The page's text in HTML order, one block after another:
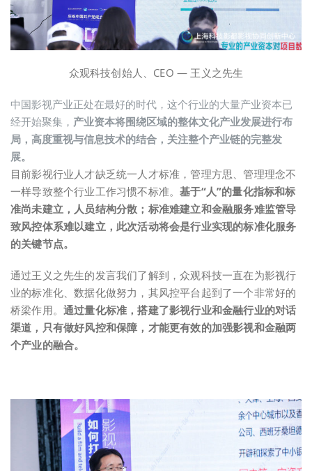
众观科技创始人、CEO — 王义之先生
中国影视产业正处在最好的时代，这个行业的大量产业资本已
经开始聚集， 产业资本将围绕区域的整体文化产业发展进行布
局，高度重视与信息技术的结合，关注整个产业链的完整发
展。
目前影视行业人才缺乏统一人才标准，管理方思、管理理念不
一样导致整个行业工作习惯不标准。基于“人”的量化指标和标
准尚未建立，人员结构分散；标准难建立和金融服务难监管导
致风控体系难以建立，此次活动将会是行业实现的标准化服务
的关键节点。
通过王义之先生的发言我们了解到，众观科技一直在为影视行
业的标准化、数据化做努力，其风控平台起到了一个非常好的
桥梁作用。 通过量化标准，搭建了影视行业和金融行业的对话
渠道，只有做好风控和保障，才能更有效的加强影视和金融两
个产业的融合。